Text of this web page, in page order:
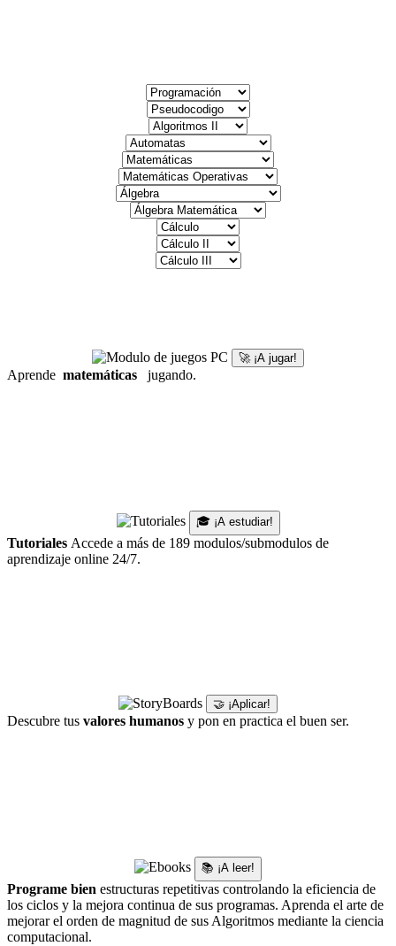
🚀 ¡A jugar!
Aprende matemáticas jugando.
🎓 ¡A estudiar!
Tutoriales Accede a más de 189 modulos/submodulos de
aprendizaje online 24/7.
🤝 ¡Aplicar!
Descubre tus valores humanos y pon en practica el buen ser.
📚 ¡A leer!
Programe bien estructuras repetitivas controlando la eficiencia de
los ciclos y la mejora continua de sus programas. Aprenda el arte de
mejorar el orden de magnitud de sus Algoritmos mediante la ciencia
computacional.